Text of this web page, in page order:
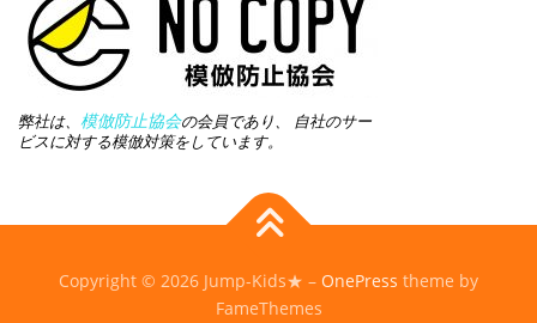
弊社は、 模倣防止協会の会員であり、 自社のサー
ビスに対する模倣対策をしています。
Copyright © 2026 Jump-Kids★ – OnePress theme by
FameThemes